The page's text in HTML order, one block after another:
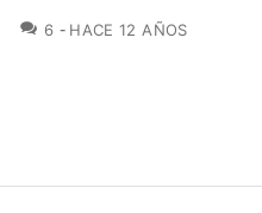
6 COMENTARIOS
HACE 12 AÑOS